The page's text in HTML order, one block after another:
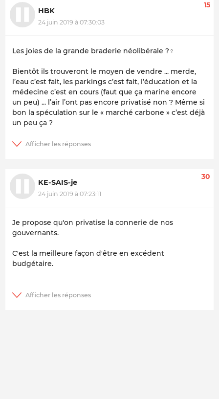
HBK
24 juin 2019 à 07:30:03
15
Les joies de la grande braderie néolibérale ?‍♀️
Bientôt ils trouveront le moyen de vendre ... merde,
l’eau c’est fait, les parkings c’est fait, l’éducation et la
médecine c’est en cours (faut que ça marine encore
un peu) ... l’air l’ont pas encore privatisé non ? Même si
bon la spéculation sur le « marché carbone » c’est déjà
un peu ça ?
KE-SAIS-je
24 juin 2019 à 07:23:11
30
Je propose qu'on privatise la connerie de nos
gouvernants.
C'est la meilleure façon d'être en excédent
budgétaire.